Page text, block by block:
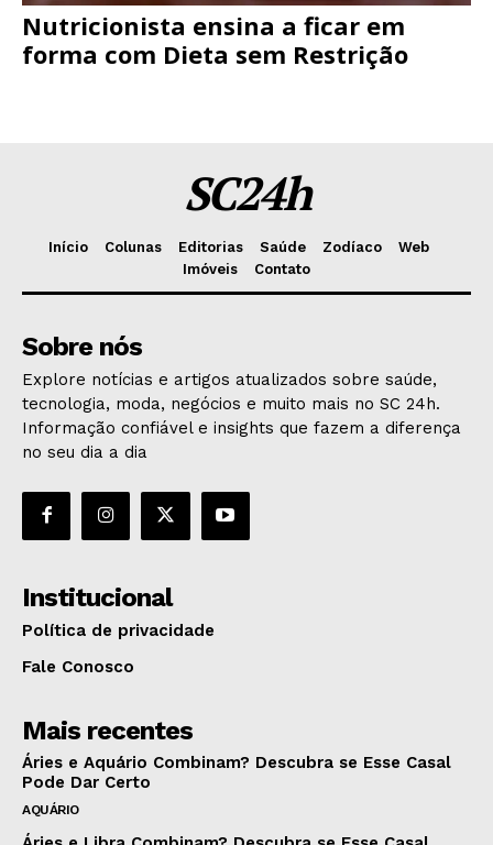
Nutricionista ensina a ficar em
forma com Dieta sem Restrição
SC24h
Início Colunas Editorias Saúde Zodíaco
Web
Imóveis
Contato
Sobre nós
Explore notícias e artigos atualizados sobre saúde,
tecnologia, moda, negócios e muito mais no SC 24h.
Informação confiável e insights que fazem a diferença
no seu dia a dia
Institucional
Política de privacidade
Fale Conosco
Mais recentes
Áries e Aquário Combinam? Descubra se Esse Casal
Pode Dar Certo
AQUÁRIO